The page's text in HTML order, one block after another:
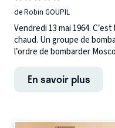
de Robin GOUPIL
Vendredi 13 mai 1964.
chaud. Un groupe de
l’ordre de bombarder
En savoir plus